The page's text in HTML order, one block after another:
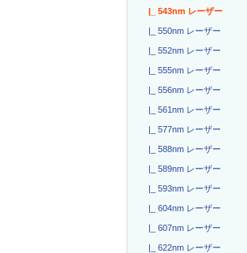
|_ 543nm レーザー
|_ 550nm レーザー
|_ 552nm レーザー
|_ 555nm レーザー
|_ 556nm レーザー
|_ 561nm レーザー
|_ 577nm レーザー
|_ 588nm レーザー
|_ 589nm レーザー
|_ 593nm レーザー
|_ 604nm レーザー
|_ 607nm レーザー
|_ 622nm レーザー